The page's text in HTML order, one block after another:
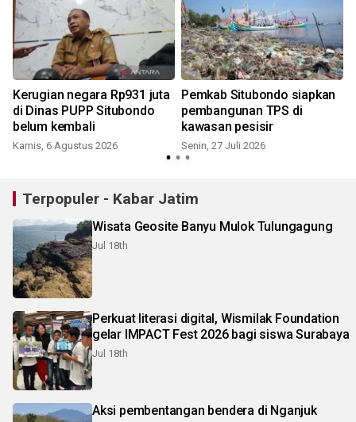
Kerugian negara Rp931 juta
di Dinas PUPP Situbondo
belum kembali
Kamis, 6 Agustus 2026
Pemkab Situbondo siapkan
pembangunan TPS di
kawasan pesisir
Senin, 27 Juli 2026
Terpopuler - Kabar Jatim
Wisata Geosite Banyu Mulok Tulungagung
Jul 18th
Perkuat literasi digital, Wismilak Foundation
gelar IMPACT Fest 2026 bagi siswa Surabaya
Jul 18th
Aksi pembentangan bendera di Nganjuk